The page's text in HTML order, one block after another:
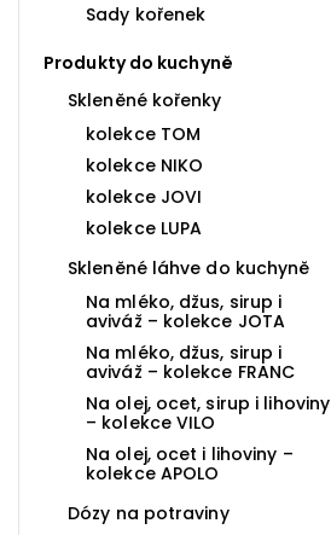
Sady kořenek
Produkty do kuchyně
Skleněné kořenky
kolekce TOM
kolekce NIKO
kolekce JOVI
kolekce LUPA
Skleněné láhve do kuchyně
Na mléko, džus, sirup i
aviváž – kolekce JOTA
Na mléko, džus, sirup i
aviváž – kolekce FRANC
Na olej, ocet, sirup i lihoviny
– kolekce VILO
Na olej, ocet i lihoviny –
kolekce APOLO
Dózy na potraviny